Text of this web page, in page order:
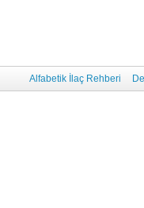
Alfabetik İlaç Rehberi